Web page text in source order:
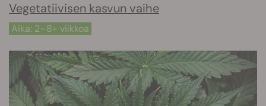
Vegetatiivisen kasvun vaihe
Aika: 2–8+ viikkoa